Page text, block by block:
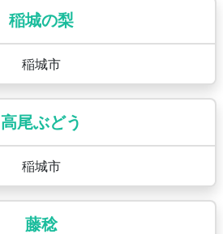
稲城の梨
稲城市
高尾ぶどう
稲城市
藤稔